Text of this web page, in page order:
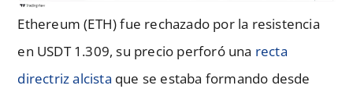
Ethereum (ETH) fue rechazado por la resistencia
en USDT 1.309, su precio perforó una recta
directriz alcista que se estaba formando desde